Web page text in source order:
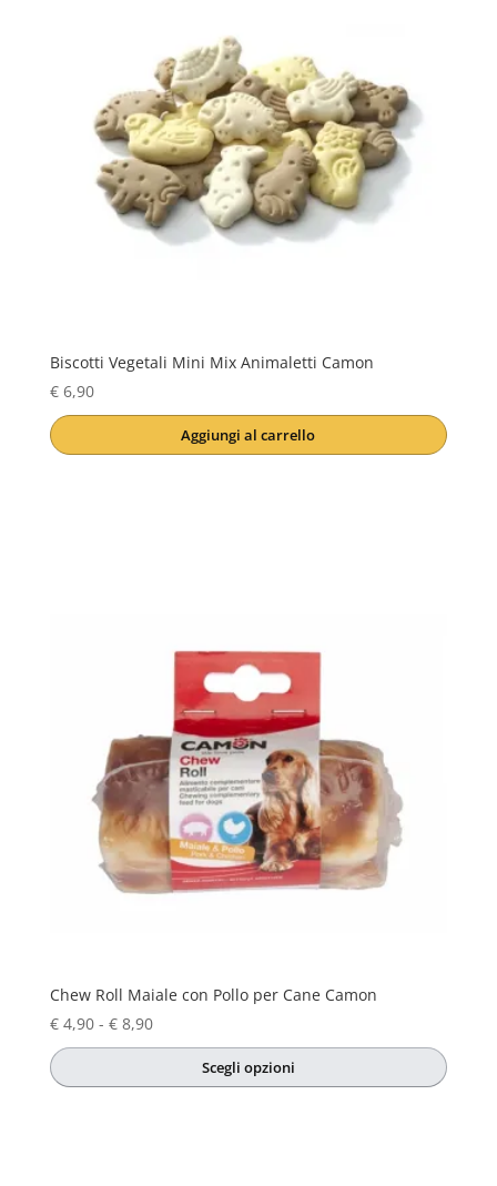
Biscotti Vegetali Mini Mix Animaletti Camon
€6,90
Aggiungi al carrello
Chew Roll Maiale con Pollo per Cane Camon
€4,90 - €8,90Fascia
di
prezzo:Scegli opzioni